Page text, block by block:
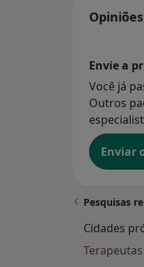
Envie a
Você já
Outros
Enviar
Pesquisas
Cidades